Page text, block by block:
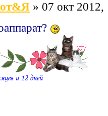
» 07 окт 2012,